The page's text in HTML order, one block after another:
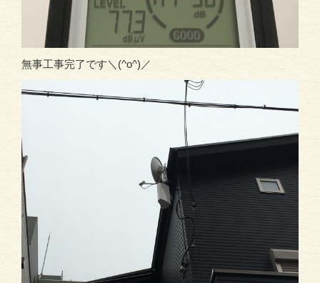
無事工事完了です＼(^o^)／